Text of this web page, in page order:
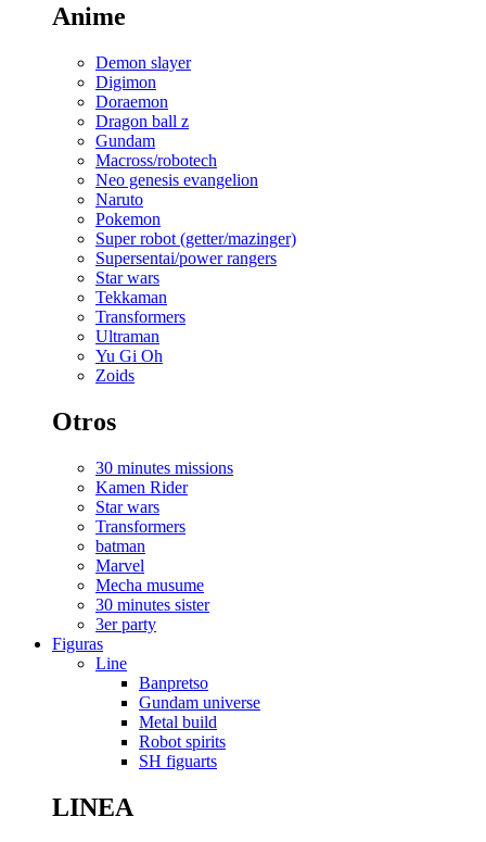
Anime
Demon slayer
Digimon
Doraemon
Dragon ball z
Gundam
Macross/robotech
Neo genesis evangelion
Naruto
Pokemon
Super robot (getter/mazinger)
Supersentai/power rangers
Star wars
Tekkaman
Transformers
Ultraman
Yu Gi Oh
Zoids
Otros
30 minutes missions
Kamen Rider
Star wars
Transformers
batman
Marvel
Mecha musume
30 minutes sister
3er party
Figuras
Line
Banpretso
Gundam universe
Metal build
Robot spirits
SH figuarts
LINEA